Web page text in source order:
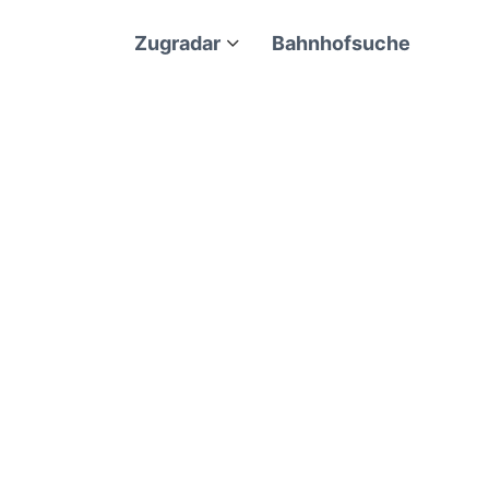
Zugradar Bahnhofsuche